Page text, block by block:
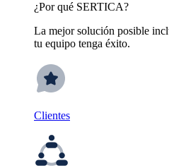
¿Por qué SERTICA?
La mejor solución posible
tu equipo tenga éxito.
Clientes